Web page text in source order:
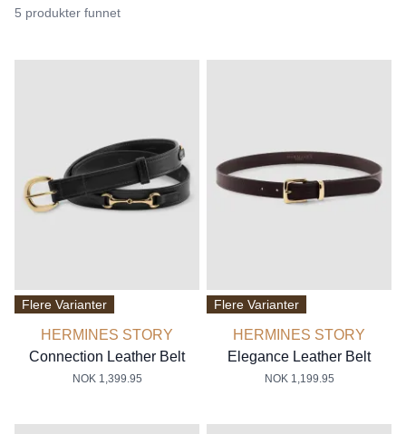
5 produkter funnet
Flere Varianter
HERMINES STORY
Connection Leather Belt
NOK 1,399.95
Flere Varianter
HERMINES STORY
Elegance Leather Belt
NOK 1,199.95